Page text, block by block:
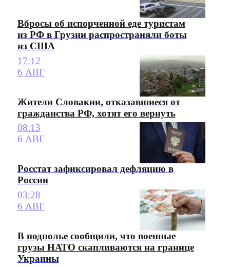
Вбросы об испорченной еде туристам
из РФ в Грузии распространяли боты
из США
17:12
6 АВГ
Жители Словакии, отказавшиеся от
гражданства РФ, хотят его вернуть
08:13
6 АВГ
Росстат зафиксировал дефляцию в
России
03:28
6 АВГ
В подполье сообщили, что военные
грузы НАТО скапливаются на границе
Украины